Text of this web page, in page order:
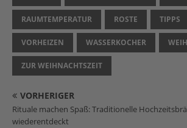
RAUMTEMPERATUR ROSTE TIPPS
VORHEIZEN WASSERKOCHER
ZUR WEIHNACHTSZEIT
VORHERIGER
Rituale machen Spaß: Traditionelle
wiederentdeckt